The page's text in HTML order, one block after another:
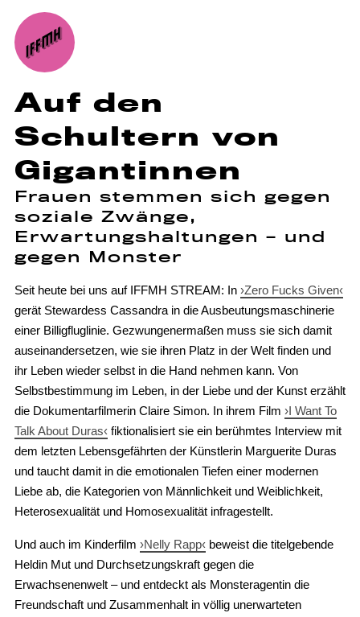
Auf den
Schultern von
Gigantinnen
Frauen stemmen sich gegen
soziale Zwänge,
Erwartungshaltungen – und
gegen Monster
Seit heute bei uns auf IFFMH STREAM: In ›Zero Fucks Given‹
gerät Stewardess Cassandra in die Ausbeutungsmaschinerie
einer Billigfluglinie. Gezwungenermaßen muss sie sich damit
auseinandersetzen, wie sie ihren Platz in der Welt finden und
ihr Leben wieder selbst in die Hand nehmen kann. Von
Selbstbestimmung im Leben, in der Liebe und der Kunst erzählt
die Dokumentarfilmerin Claire Simon. In ihrem Film ›I Want To
Talk About Duras‹fiktionalisiert sie ein berühmtes Interview mit
dem letzten Lebensgefährten der Künstlerin Marguerite Duras
und taucht damit in die emotionalen Tiefen einer modernen
Liebe ab, die Kategorien von Männlichkeit und Weiblichkeit,
Heterosexualität und Homosexualität infragestellt.
Und auch im Kinderfilm ›Nelly Rapp‹beweist die titelgebende
Heldin Mut und Durchsetzungskraft gegen die
Erwachsenenwelt – und entdeckt als Monsteragentin die
Freundschaft und Zusammenhalt in völlig unerwarteten